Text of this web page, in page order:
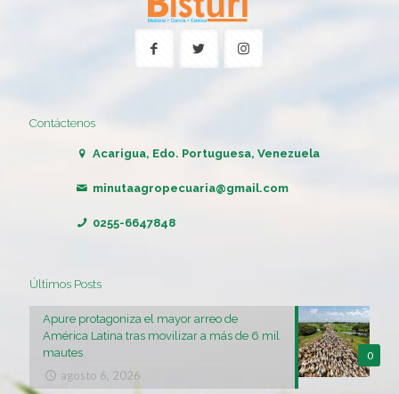
Contáctenos
Acarigua, Edo. Portuguesa, Venezuela
minutaagropecuaria@gmail.com
0255-6647848
Últimos Posts
0
Apure protagoniza el mayor arreo de
América Latina tras movilizar a más de 6 mil
mautes
agosto 6, 2026